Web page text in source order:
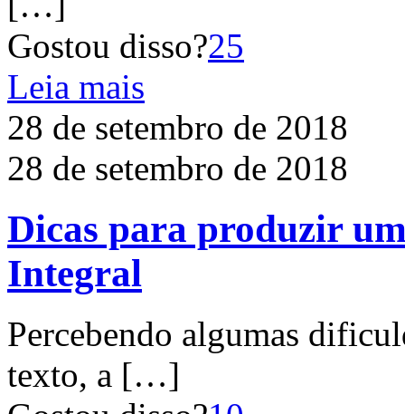
Gostou disso?25
Leia mais
28 de setembro de 2018
28 de setembro de 2018
Dicas para produzir
Integral
Percebendo algumas
texto, a […]